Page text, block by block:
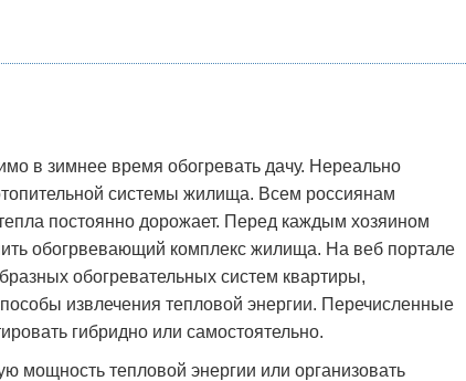
в зимнее время обогревать дачу. Нереально
системы жилища. Всем россиянам
постоянно дорожает. Перед каждым хозяином
обогрвевающий комплекс жилища. На веб портале
обогревательных систем квартиры,
извлечения тепловой энергии. Перечисленные
гибридно или самостоятельно.
мощность тепловой энергии или организовать